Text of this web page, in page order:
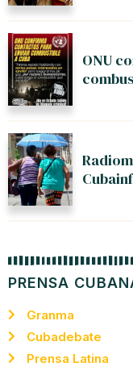
ONU
PRENSA
Granma
Cubadebate
Prensa Latina